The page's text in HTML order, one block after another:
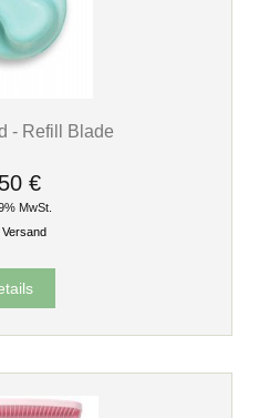
- Refill Blade
€
inkl. 19% MwSt.
Versand